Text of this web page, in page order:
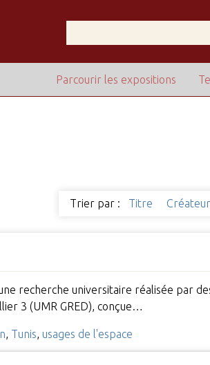
Parcourir les expositions
Trier par : Titre Créateur
recherche universitaire réalisée par
3 (UMR GRED), conçue…
Tunis usages de l'espace